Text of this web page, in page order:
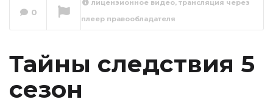
Тайны следствия 5
0
лицензионное видео, трансляция через
плеер правообладателя
Тайны следствия 5
сезон